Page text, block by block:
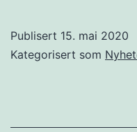
Publisert 15. mai 2020
Kategorisert som